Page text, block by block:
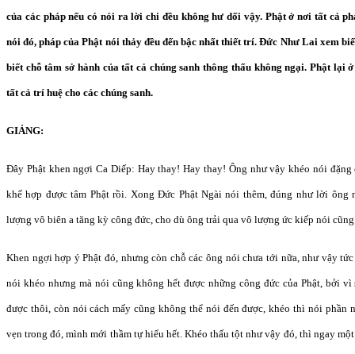
của các pháp nếu có nói ra lời chi đều không hư dối vậy. Phật ở nơi tất cả
nói đó, pháp của Phật nói thảy đều đến bậc nhất thiết trí. Đức Như Lai xem
biết chỗ tâm sở hành của tất cả chúng sanh thông thấu không ngại. Phật lại
tất cả trí huệ cho các chúng sanh.
GIẢNG:
Đây Phật khen ngợi Ca Diếp: Hay thay! Hay thay! Ông như vậy khéo nói đặng
khế hợp được tâm Phật rồi. Xong Đức Phật Ngài nói thêm, đúng như lời
lượng vô biên a tăng kỳ công đức, cho dù ông trải qua vô lượng ức kiếp nói
Khen ngợi hợp ý Phật đó, nhưng còn chỗ các ông nói chưa tới nữa, như vậy
nói khéo nhưng mà nói cũng không hết được những công đức của Phật, bởi
được thôi, còn nói cách mấy cũng không thể nói đến được, khéo thì nói phần
vẹn trong đó, mình mới thầm tự hiểu hết. Khéo thấu tột như vậy đó, thì ngay